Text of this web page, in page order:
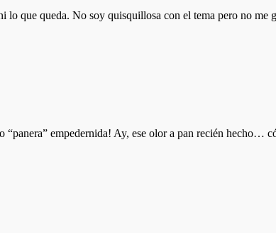
que queda. No soy quisquillosa con el tema pero no me
empedernida! Ay, ese olor a pan recién hecho…